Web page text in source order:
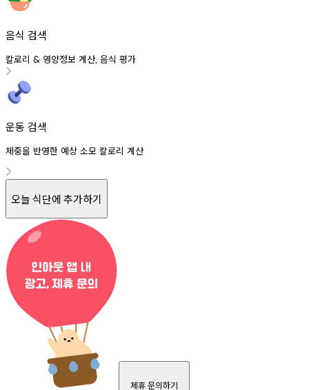
음식 검색
칼로리 & 영양정보 계산, 음식 평가
운동 검색
체중을 반영한 예상 소모 칼로리 계산
오늘 식단에 추가하기
제휴 문의하기